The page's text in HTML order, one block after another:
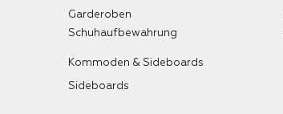
Garderoben
Schuhaufbewahrung
Kommoden & Sideboards
Sideboards